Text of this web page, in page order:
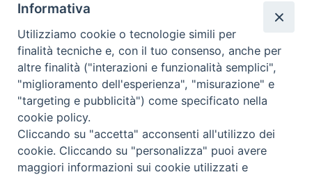
Redazione
Scrivici
Copyright © 2019 - Tutti i diritti riservati - Vita
Trentina Editrice
Privacy Policy
Informativa
Utilizziamo cookie o tecnologie simili per
finalità tecniche e, con il tuo consenso, anche per
altre finalità ("interazioni e funzionalità semplici",
"miglioramento dell'esperienza", "misurazione" e
"targeting e pubblicità") come specificato nella
cookie policy.
Cliccando su "accetta" acconsenti all'utilizzo dei
cookie. Cliccando su "personalizza" puoi avere
maggiori informazioni sui cookie utilizzati e